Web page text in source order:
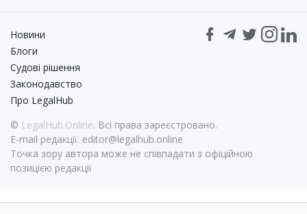
© LegalHub.Online. Всі права зареєстровано.
E-mail редакції: editor@legalhub.online
Точка зору автора може не співпадати з офіційною
позицією редакції
Новини
Блоги
Судові рішення
Законодавство
Про LegalHub